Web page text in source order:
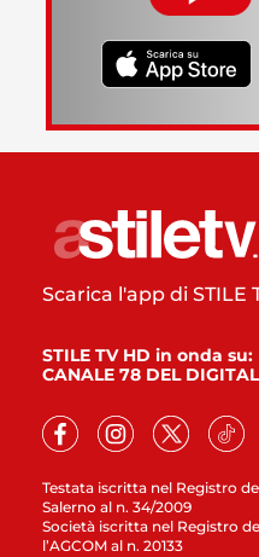
Testata iscritta nel Registro
Salerno al n. 34/2009
Società iscritta nel Registro
l’AGCOM al n. 20133
Scarica l'app di STILE
STILE TV HD in onda su:
CANALE 78 DEL